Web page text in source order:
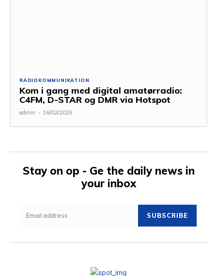
RADIOKOMMUNIKATION
Kom i gang med digital amatørradio:
C4FM, D-STAR og DMR via Hotspot
admin - 16/02/2025
Stay on op - Ge the daily news in
your inbox
SUBSCRIBE